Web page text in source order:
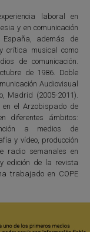
laboral en
y en comunicación
además de
crítica musical como
de comunicación.
de 1986. Doble
Audiovisual
Madrid (2005-2011).
el Arzobispado de
diferentes ámbitos:
a medios de
y vídeo, producción
radio semanales en
edición de la revista
trabajado en COPE